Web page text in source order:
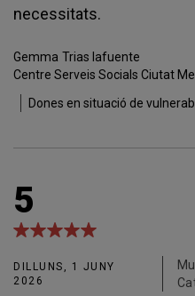
necessitats.
Gemma Trias lafuente
Centre Serveis Socials Ciutat
Dones en situació de
5
DILLUNS, 1 JUNY
2026